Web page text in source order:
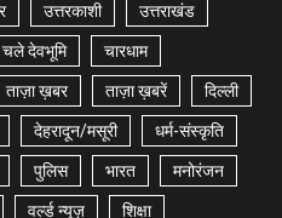
उत्तरकाशी उत्तराखंड
देवभूमि चारधाम
ताज़ा ख़बर ताज़ा ख़बरें दिल्ली
देहरादून/मसूरी धर्म-संस्कृति
पुलिस भारत मनोरंजन
वर्ल्ड न्यूज़ शिक्षा